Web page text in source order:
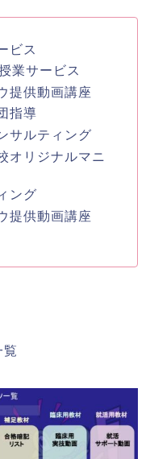
ビス
業サービス
提供動画講座
指導
サルティング
オリジナルマニ
ング
提供動画講座
覧